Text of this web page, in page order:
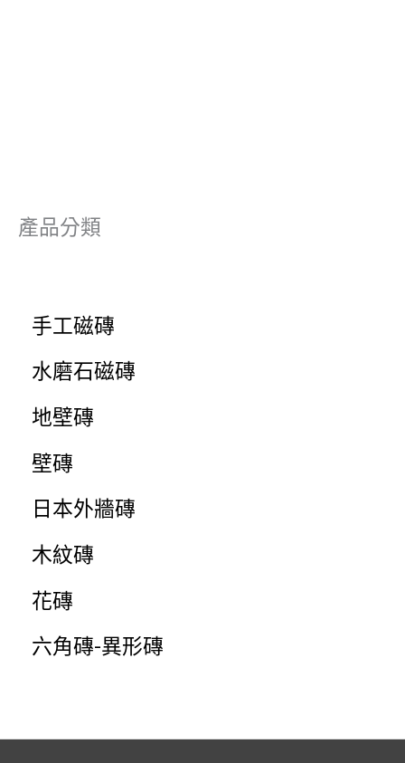
產品分類
手工磁磚
水磨石磁磚
地壁磚
壁磚
日本外牆磚
木紋磚
花磚
六角磚-異形磚